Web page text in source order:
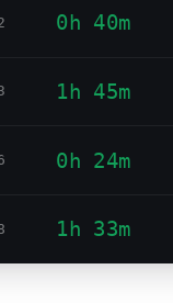
0h 40m
1h 45m
0h 24m
1h 33m